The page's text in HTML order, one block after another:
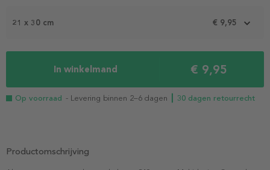
21 x 30 cm € 9,95
In winkelmand € 9,95
Op voorraad - Levering binnen 2–6 dagen ┃ 30 dagen retourrecht
Productomschrijving